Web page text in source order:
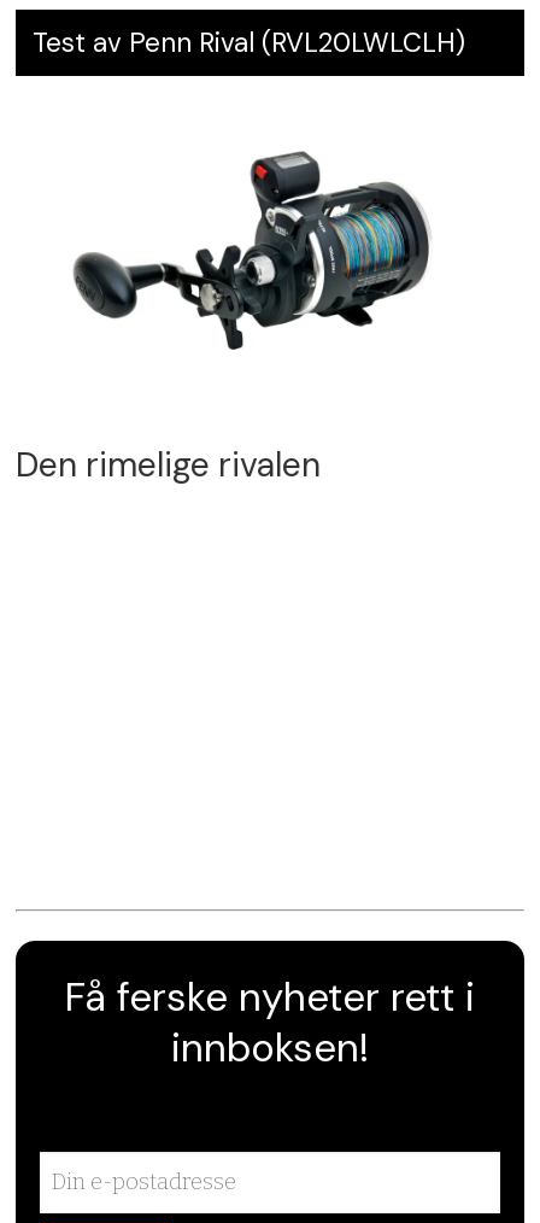
Test av Penn Rival (RVL20LWLCLH)
Den rimelige rivalen
Få ferske nyheter rett i
innboksen!